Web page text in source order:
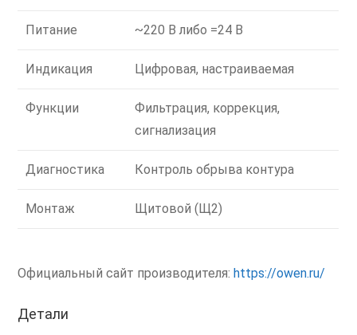
Питание ~220 В либо =24 В
Индикация Цифровая, настраиваемая
Функции
Фильтрация, коррекция,
сигнализация
Диагностика Контроль обрыва контура
Монтаж Щитовой (Щ2)
Официальный сайт производителя:https://owen.ru/
Детали